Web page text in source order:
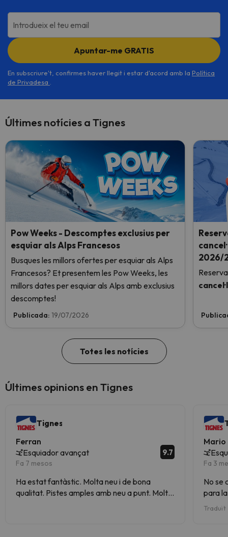
Introdueix el teu email
Apuntar-me GRATIS
En subscriure't, confirmes haver llegit i estar d'acord amb la Política
de Privadesa
Últimes notícies a Tignes
Pow Weeks - Descomptes exclusius per
esquiar als Alps Francesos
Busques les millors ofertes per esquiar als Alps
Francesos? Et presentem les Pow Weeks, les
millors dates per esquiar als Alps amb exclusius
descomptes!
Publicada: 19/07/2026
2026/
Totes les notícies
Últimes opinions en Tignes
Tignes
Ferran
Esquiador avançat
Fa 7 mesos
9.7
Ha estat fantàstic. Molta neu i de bona
qualitat. Pistes amples amb neu a punt. Molt
Mario
Fa 3
No se
para
Traduït